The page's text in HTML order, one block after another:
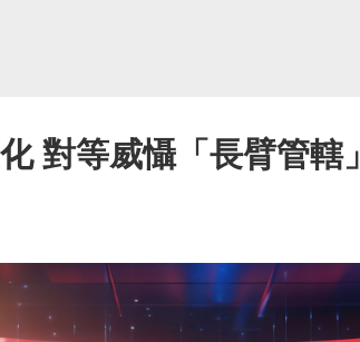
對等威懾「長臂管轄」